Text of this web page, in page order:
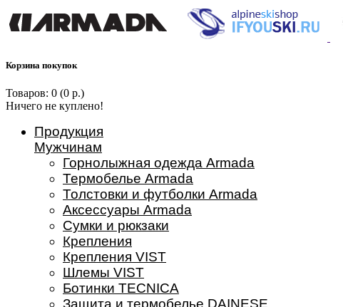
Корзина покупок
Товаров: 0 (0 р.)
Ничего не куплено!
Продукция
Мужчинам
Горнолыжная одежда Armada
Термобелье Armada
Толстовки и футболки Armada
Аксессуары Armada
Сумки и рюкзаки
Крепления
Крепления VIST
Шлемы VIST
Ботинки TECNICA